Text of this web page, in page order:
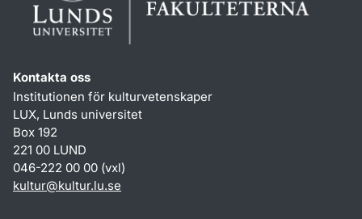
Kontakta oss
Institutionen för kulturvetenskaper
LUX, Lunds universitet
Box 192
221 00 LUND
046-222 00 00 (vxl)
kultur@kultur.lu.se